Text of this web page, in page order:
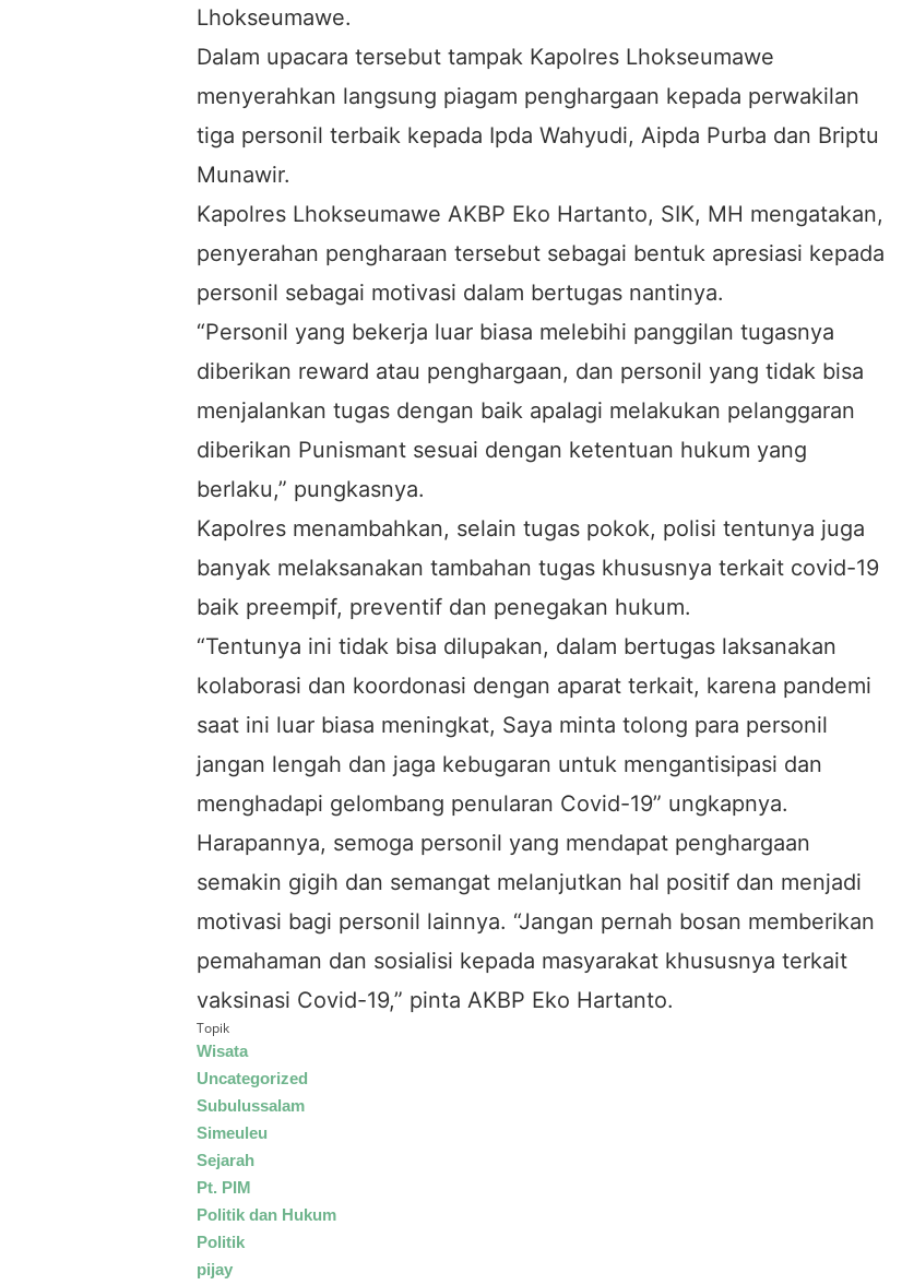
Lhokseumawe.
Dalam upacara tersebut tampak Kapolres Lhokseumawe
menyerahkan langsung piagam penghargaan kepada perwakilan
tiga personil terbaik kepada Ipda Wahyudi, Aipda Purba dan Briptu
Munawir.
Kapolres Lhokseumawe AKBP Eko Hartanto, SIK, MH mengatakan,
penyerahan pengharaan tersebut sebagai bentuk apresiasi kepada
personil sebagai motivasi dalam bertugas nantinya.
“Personil yang bekerja luar biasa melebihi panggilan tugasnya
diberikan reward atau penghargaan, dan personil yang tidak bisa
menjalankan tugas dengan baik apalagi melakukan pelanggaran
diberikan Punismant sesuai dengan ketentuan hukum yang
berlaku,” pungkasnya.
Kapolres menambahkan, selain tugas pokok, polisi tentunya juga
banyak melaksanakan tambahan tugas khususnya terkait covid-19
baik preempif, preventif dan penegakan hukum.
“Tentunya ini tidak bisa dilupakan, dalam bertugas laksanakan
kolaborasi dan koordonasi dengan aparat terkait, karena pandemi
saat ini luar biasa meningkat, Saya minta tolong para personil
jangan lengah dan jaga kebugaran untuk mengantisipasi dan
menghadapi gelombang penularan Covid-19” ungkapnya.
Harapannya, semoga personil yang mendapat penghargaan
semakin gigih dan semangat melanjutkan hal positif dan menjadi
motivasi bagi personil lainnya. “Jangan pernah bosan memberikan
pemahaman dan sosialisi kepada masyarakat khususnya terkait
vaksinasi Covid-19,” pinta AKBP Eko Hartanto.
Topik
Wisata
Uncategorized
Subulussalam
Simeuleu
Sejarah
Pt. PIM
Politik dan Hukum
Politik
pijay